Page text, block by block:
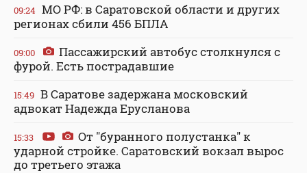
09:24 МО РФ: в Саратовской области и других
регионах сбили 456 БПЛА
09:00
Пассажирский автобус столкнулся с
фурой. Есть пострадавшие
15:49 В Саратове задержана московский
адвокат Надежда Ерусланова
15:33
От "буранного полустанка" к
ударной стройке. Саратовский вокзал вырос
до третьего этажа